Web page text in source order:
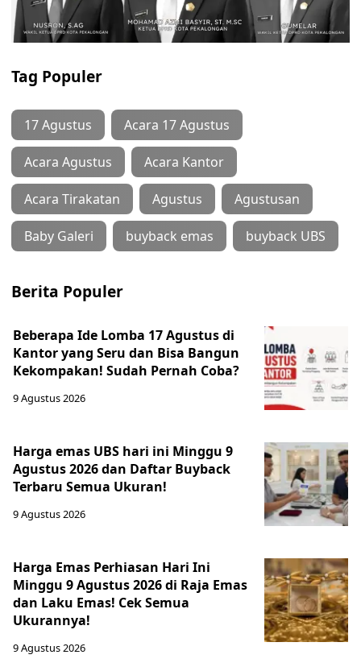
Tag Populer
17 Agustus Acara 17 Agustus
Acara Agustus Acara Kantor
Acara Tirakatan Agustus Agustusan
Baby Galeri buyback emas buyback UBS
Berita Populer
Beberapa Ide Lomba 17 Agustus di
Kantor yang Seru dan Bisa Bangun
Kekompakan! Sudah Pernah Coba?
9 Agustus 2026
Harga emas UBS hari ini Minggu 9
Agustus 2026 dan Daftar Buyback
Terbaru Semua Ukuran!
9 Agustus 2026
Harga Emas Perhiasan Hari Ini
Minggu 9 Agustus 2026 di Raja Emas
dan Laku Emas! Cek Semua
Ukurannya!
9 Agustus 2026